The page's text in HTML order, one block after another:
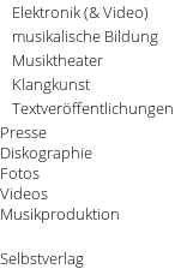
Elektronik (& Video)
musikalische Bildung
Musiktheater
Klangkunst
Textveröffentlichungen
Presse
Diskographie
Fotos
Videos
Musikproduktion
Selbstverlag